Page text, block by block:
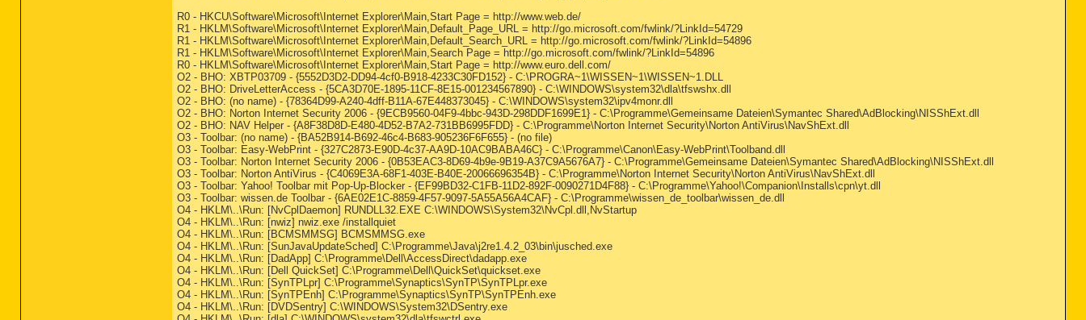
R0 - HKCU\Software\Microsoft\Internet Explorer\Main,Start Page = http://www.web.de/
R1 - HKLM\Software\Microsoft\Internet Explorer\Main,Default_Page_URL = http://go.microsoft.com/fwlink/?LinkId=54729
R1 - HKLM\Software\Microsoft\Internet Explorer\Main,Default_Search_URL = http://go.microsoft.com/fwlink/?LinkId=54896
R1 - HKLM\Software\Microsoft\Internet Explorer\Main,Search Page = http://go.microsoft.com/fwlink/?LinkId=54896
R0 - HKLM\Software\Microsoft\Internet Explorer\Main,Start Page = http://www.euro.dell.com/
O2 - BHO: XBTP03709 - {5552D3D2-DD94-4cf0-B918-4233C30FD152} - C:\PROGRA~1\WISSEN~1\WISSEN~1.DLL
O2 - BHO: DriveLetterAccess - {5CA3D70E-1895-11CF-8E15-001234567890} - C:\WINDOWS\system32\dla\tfswshx.dll
O2 - BHO: (no name) - {78364D99-A240-4dff-B11A-67E448373045} - C:\WINDOWS\system32\ipv4monr.dll
O2 - BHO: Norton Internet Security 2006 - {9ECB9560-04F9-4bbc-943D-298DDF1699E1} - C:\Programme\Gemeinsame Dateien\Symantec Shared\AdBlocking\NISShExt.dll
O2 - BHO: NAV Helper - {A8F38D8D-E480-4D52-B7A2-731BB6995FDD} - C:\Programme\Norton Internet Security\Norton AntiVirus\NavShExt.dll
O3 - Toolbar: (no name) - {BA52B914-B692-46c4-B683-905236F6F655} - (no file)
O3 - Toolbar: Easy-WebPrint - {327C2873-E90D-4c37-AA9D-10AC9BABA46C} - C:\Programme\Canon\Easy-WebPrint\Toolband.dll
O3 - Toolbar: Norton Internet Security 2006 - {0B53EAC3-8D69-4b9e-9B19-A37C9A5676A7} - C:\Programme\Gemeinsame Dateien\Symantec Shared\AdBlocking\NISShExt.dll
O3 - Toolbar: Norton AntiVirus - {C4069E3A-68F1-403E-B40E-20066696354B} - C:\Programme\Norton Internet Security\Norton AntiVirus\NavShExt.dll
O3 - Toolbar: Yahoo! Toolbar mit Pop-Up-Blocker - {EF99BD32-C1FB-11D2-892F-0090271D4F88} - C:\Programme\Yahoo!\Companion\Installs\cpn\yt.dll
O3 - Toolbar: wissen.de Toolbar - {6AE02E1C-8859-4F57-9097-5A55A56A4CAF} - C:\Programme\wissen_de_toolbar\wissen_de.dll
O4 - HKLM\..\Run: [NvCplDaemon] RUNDLL32.EXE C:\WINDOWS\System32\NvCpl.dll,NvStartup
O4 - HKLM\..\Run: [nwiz] nwiz.exe /installquiet
O4 - HKLM\..\Run: [BCMSMMSG] BCMSMMSG.exe
O4 - HKLM\..\Run: [SunJavaUpdateSched] C:\Programme\Java\j2re1.4.2_03\bin\jusched.exe
O4 - HKLM\..\Run: [DadApp] C:\Programme\Dell\AccessDirect\dadapp.exe
O4 - HKLM\..\Run: [Dell QuickSet] C:\Programme\Dell\QuickSet\quickset.exe
O4 - HKLM\..\Run: [SynTPLpr] C:\Programme\Synaptics\SynTP\SynTPLpr.exe
O4 - HKLM\..\Run: [SynTPEnh] C:\Programme\Synaptics\SynTP\SynTPEnh.exe
O4 - HKLM\..\Run: [DVDSentry] C:\WINDOWS\System32\DSentry.exe